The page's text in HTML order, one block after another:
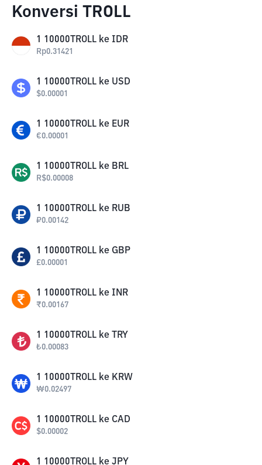
Konversi TROLL
1 10000TROLL ke IDR
Rp0.31421
1 10000TROLL ke USD
$0.00001
1 10000TROLL ke EUR
€0.00001
1 10000TROLL ke BRL
R$0.00008
1 10000TROLL ke RUB
₽0.00142
1 10000TROLL ke GBP
£0.00001
1 10000TROLL ke INR
₹0.00167
1 10000TROLL ke TRY
₺0.00083
1 10000TROLL ke KRW
₩0.02497
1 10000TROLL ke CAD
$0.00002
1 10000TROLL ke JPY